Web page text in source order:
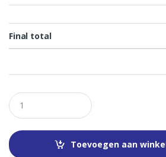
Final total
Q
u
a
t
i
Toevoegen aan